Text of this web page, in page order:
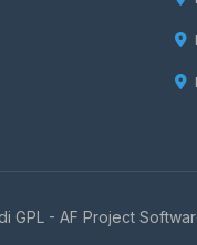
GPL - AF Project